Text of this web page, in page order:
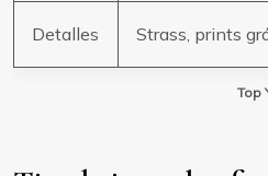
Top
Detalles Strass, prints